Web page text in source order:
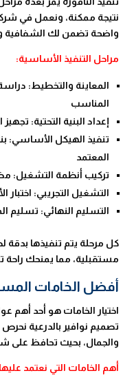
نتيجة ممكنة، ونعمل في
واضحة تضمن لك الشفافية
مراحل التنفيذ الأساسية:
المعاينة والتخطيط:
المناسب
إعداد البنية التحتية:
تنفيذ الهيكل الأساسي:
المعتمد
تركيب أنظمة التشغيل:
التشغيل التجريبي: اختبار
التسليم النهائي: تسليم
كل مرحلة يتم تنفيذها
مستقبلية، مما يمنحك راحة
أفضل الخامات
اختيار الخامات هو أحد
تصميم نوافير بالدرعية
والجمال، بحيث تحافظ على
أهم الخامات التي نعتمد